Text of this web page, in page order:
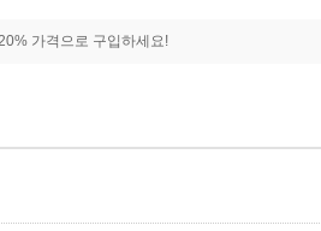
가격으로 구입하세요!